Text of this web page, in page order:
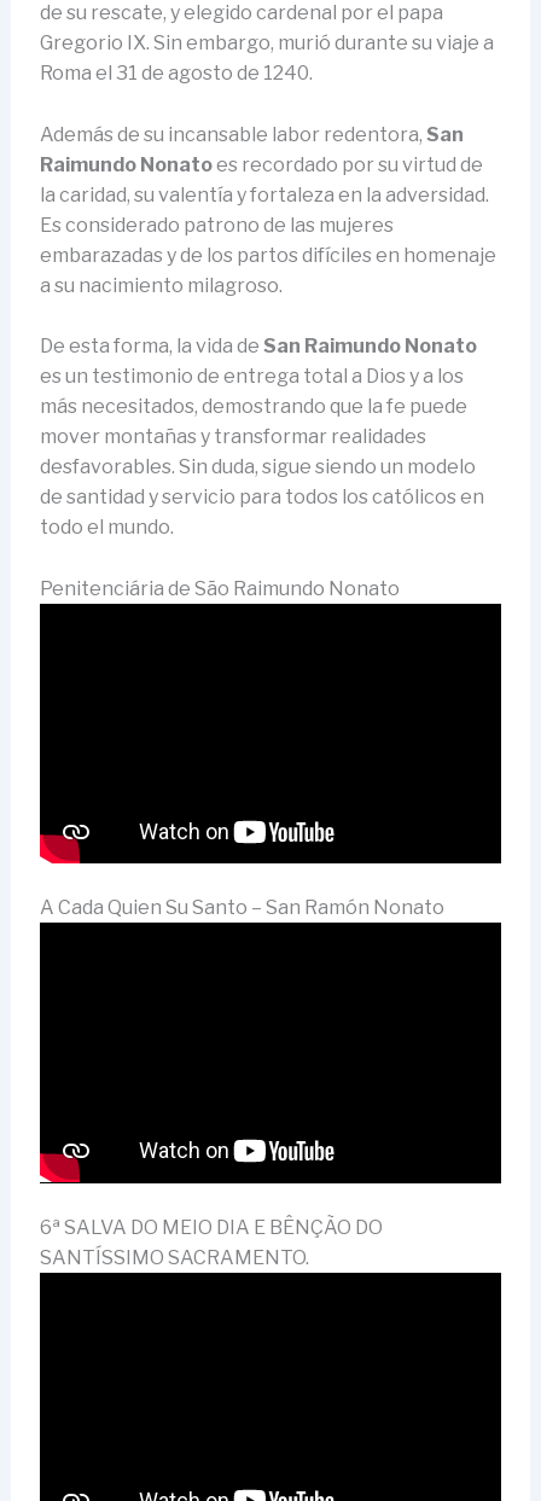
de su rescate, y elegido cardenal por el papa
Gregorio IX. Sin embargo, murió durante su viaje a
Roma el 31 de agosto de 1240.
Además de su incansable labor redentora, San
Raimundo Nonatoes recordado por su virtud de
la caridad, su valentía y fortaleza en la adversidad.
Es considerado patrono de las mujeres
embarazadas y de los partos difíciles en homenaje
a su nacimiento milagroso.
De esta forma, la vida de San Raimundo Nonato
es un testimonio de entrega total a Dios y a los
más necesitados, demostrando que la fe puede
mover montañas y transformar realidades
desfavorables. Sin duda, sigue siendo un modelo
de santidad y servicio para todos los católicos en
todo el mundo.
Penitenciária de São Raimundo Nonato
A Cada Quien Su Santo – San Ramón Nonato
6ª SALVA DO MEIO DIA E BÊNÇÃO DO
SANTÍSSIMO SACRAMENTO.